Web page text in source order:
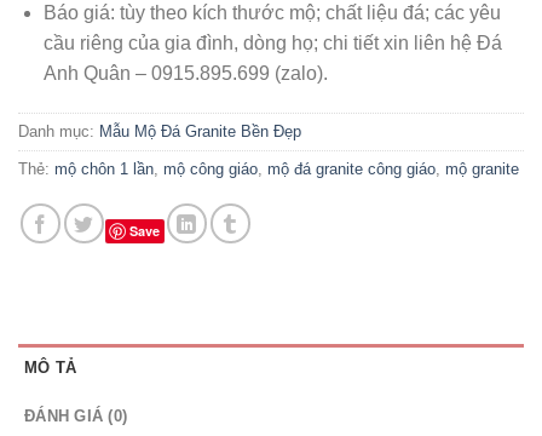
Báo giá: tùy theo kích thước mộ; chất liệu đá; các yêu
cầu riêng của gia đình, dòng họ; chi tiết xin liên hệ Đá
Anh Quân – 0915.895.699 (zalo).
Danh mục: Mẫu Mộ Đá Granite Bền Đẹp
Thẻ: mộ chôn 1 lần, mộ công giáo, mộ đá granite công giáo, mộ granite
Save
MÔ TẢ
ĐÁNH GIÁ (0)